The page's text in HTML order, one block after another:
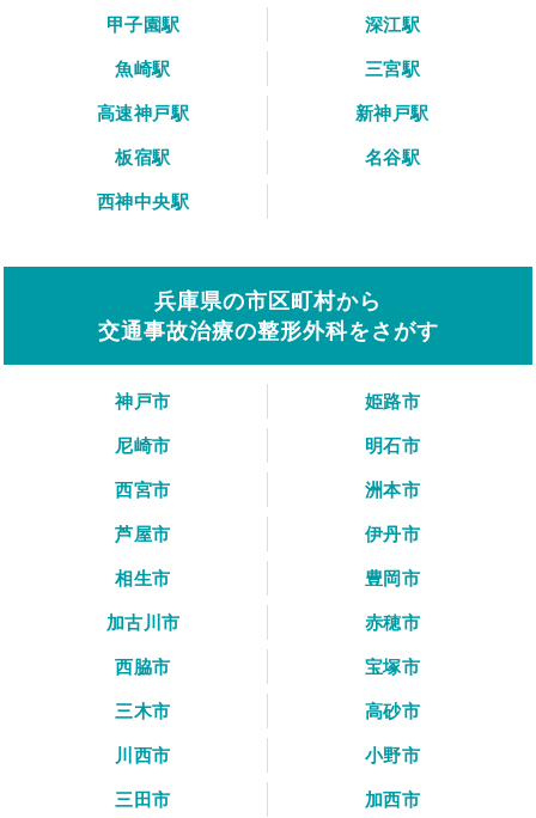
甲子園駅
深江駅
魚崎駅
三宮駅
高速神戸駅
新神戸駅
板宿駅
名谷駅
西神中央駅
兵庫県の市区町村から
交通事故治療の整形外科をさがす
神戸市
姫路市
尼崎市
明石市
西宮市
洲本市
芦屋市
伊丹市
相生市
豊岡市
加古川市
赤穂市
西脇市
宝塚市
三木市
高砂市
川西市
小野市
三田市
加西市